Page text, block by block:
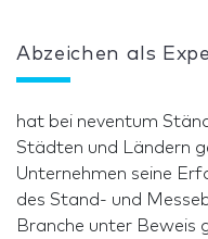
Abzeichen als
hat bei neventum
Städten und Ländern
Unternehmen seine
des Stand- und
Branche unter Beweis